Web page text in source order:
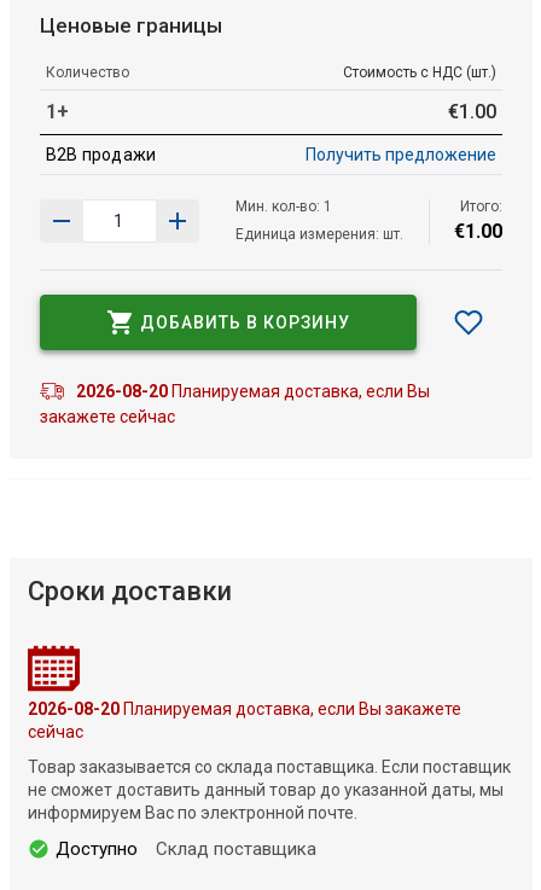
Ценовые границы
Количество Стоимость с НДС (шт.)
1+ €1 .00
B2B продажи Получить предложение
Мин. кол-во: 1
Единица измерения: шт.
Итого:
€1 .00
ДОБАВИТЬ В КОРЗИНУ
2026-08-20Планируемая доставка, если Вы
закажете сейчас
Сроки доставки
2026-08-20Планируемая доставка, если Вы закажете
сейчас
Товар заказывается со склада поставщика. Если поставщик
не сможет доставить данный товар до указанной даты, мы
информируем Вас по электронной почте.
Доступно Склад поставщика